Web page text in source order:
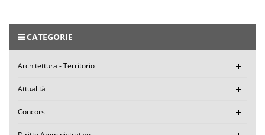
CATEGORIE
Architettura - Territorio
Attualità
Concorsi